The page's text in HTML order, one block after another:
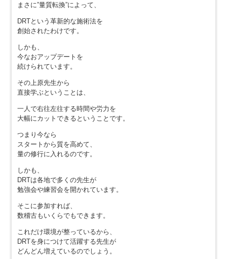
まさに”量質転換”によって、
DRTという革新的な施術法を
創始されたわけです。
しかも、
今なおアップデートを
続けられています。
その上原先生から
直接学ぶということは、
一人で右往左往する時間や労力を
大幅にカットできるということです。
つまり今なら
スタートから質を高めて、
量の修行に入れるのです。
しかも、
DRTは各地で多くの先生が
勉強会や練習会を開かれています。
そこに参加すれば、
数稽古もいくらでもできます。
これだけ環境が整っているから、
DRTを身につけて活躍する先生が
どんどん増えているのでしょう。